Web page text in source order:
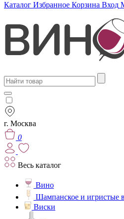
Каталог Избранное Корзина Вход
г. Москва
0
Весь каталог
Вино
Шампанское и игристые
Виски